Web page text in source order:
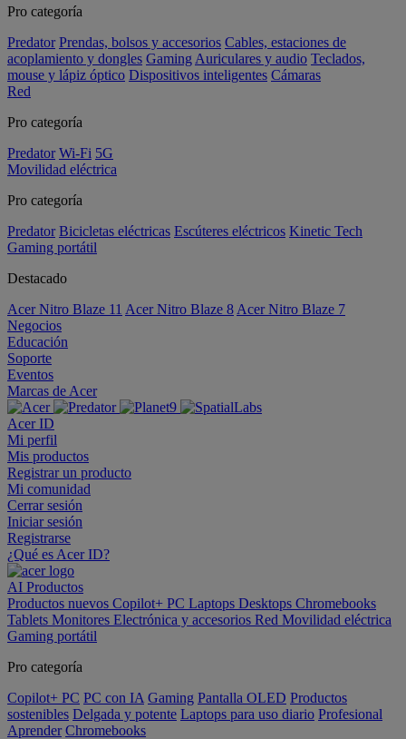
Pro categoría
Predator Prendas, bolsos y accesorios Cables, estaciones de
acoplamiento y dongles Gaming Auriculares y audio Teclados,
mouse y lápiz óptico Dispositivos inteligentes Cámaras
Red
Pro categoría
Predator Wi-Fi 5G
Movilidad eléctrica
Pro categoría
Predator Bicicletas eléctricas Escúteres eléctricos Kinetic Tech
Gaming portátil
Destacado
Acer Nitro Blaze 11 Acer Nitro Blaze 8 Acer Nitro Blaze 7
Negocios
Educación
Soporte
Eventos
Marcas de Acer
Acer ID
Mi perfil
Mis productos
Registrar un producto
Mi comunidad
Cerrar sesión
Iniciar sesión
Registrarse
¿Qué es Acer ID?
AI Productos
Productos nuevos Copilot+ PC Laptops Desktops Chromebooks
Tablets Monitores Electrónica y accesorios Red Movilidad eléctrica
Gaming portátil
Pro categoría
Copilot+ PC PC con IA Gaming Pantalla OLED Productos
sostenibles Delgada y potente Laptops para uso diario Profesional
Aprender Chromebooks